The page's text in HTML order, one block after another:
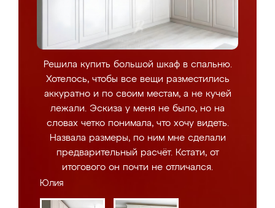
Решила купить большой шкаф в спальню.
Хотелось, чтобы все вещи разместились
аккуратно и по своим местам, а не кучей
лежали. Эскиза у меня не было, но на
словах четко понимала, что хочу видеть.
Назвала размеры, по ним мне сделали
предварительный расчёт. Кстати, от
итогового он почти не отличался.
Юлия